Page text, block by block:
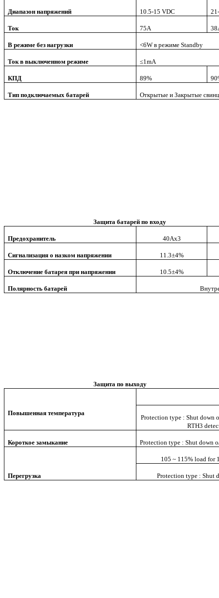
Диапазон напряжений 10.5-15 VDC
Ток 75А 38
В режиме без нагрузки <6W в режимеStandby
Ток в выключенном режиме ≤1mA
КПД 89% 90
Тип подключаемых батарей Открытые и Закрытые
Защита батарей по входу
Предохранитель 40Ах3
Сигнализация о назком напряжении 11.3±4%
Отключение батарея при напряжении 10.5±4%
Полярность батарей
Защита по выходу
Повышенная температура
Protection type : Shut down
RTH3
Короткое замыкание Protection type : Shut down
Перегрузка
105 ~ 115% load for
Protection type : Shut